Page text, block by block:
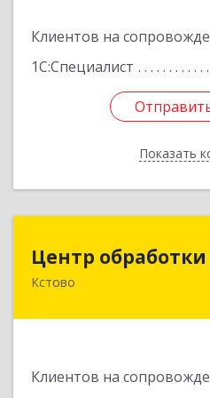
Клиентов на
1С:Специалист
Показать
Центр
Кстово
Клиентов на
Центр
607650,